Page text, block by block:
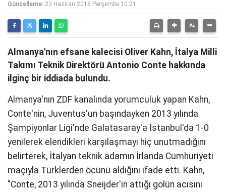
Güncelleme: 23 Haziran 2016 Perşembe 10:21
Almanya'nın efsane kalecisi Oliver Kahn, İtalya Milli
Takımı Teknik Direktörü Antonio Conte hakkında
ilginç bir iddiada bulundu.
Almanya'nın ZDF kanalında yorumculuk yapan Kahn,
Conte'nin, Juventus'un başındayken 2013 yılında
Şampiyonlar Ligi'nde Galatasaray'a İstanbul'da 1-0
yenilerek elendikleri karşılaşmayı hiç unutmadığını
belirterek, İtalyan teknik adamın İrlanda Cumhuriyeti
maçıyla Türklerden öcünü aldığını ifade etti. Kahn,
"Conte, 2013 yılında Sneijder'in attığı golün acısını